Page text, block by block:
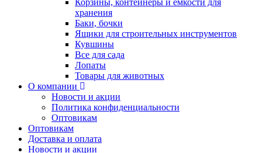
Корзины, контейнеры и емкости для
хранения
Баки, бочки
Ящики для строительных инструментов
Кувшины
Все для сада
Лопаты
Товары для животных
О компании
Новости и акции
Политика конфиденциальности
Оптовикам
Оптовикам
Доставка и оплата
Новости и акции